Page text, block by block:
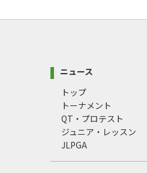
ニュース
トップ
トーナメント
QT・プロテスト
ジュニア・レッスン
JLPGA